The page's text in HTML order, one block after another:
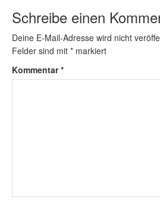
Schreibe einen
Deine E-Mail-Adresse wird nicht
Felder sind mit * markiert
Kommentar*